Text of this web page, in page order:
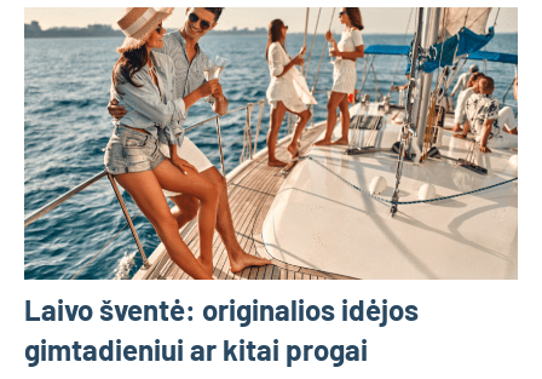
Laivo šventė: originalios idėjos
gimtadieniui ar kitai progai